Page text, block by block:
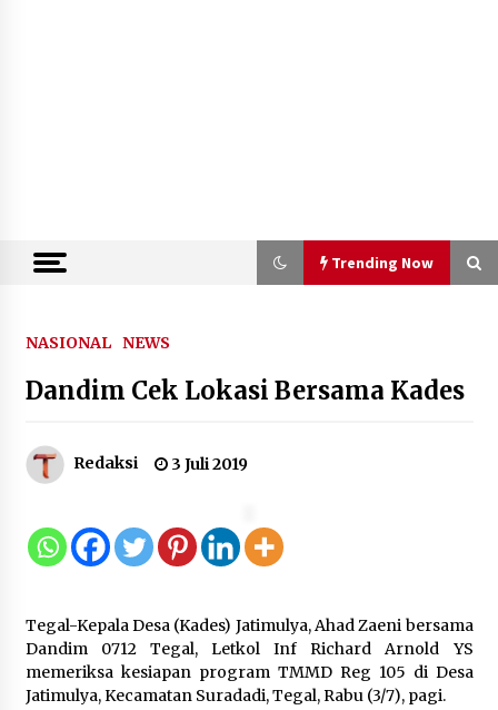
Trending Now
Semarak HUT ke-81 RI, Lapas
Imigrasi dan Pemasyarakatan
Inovasi Perahu Layar Percepat
9 Agustus 2026
NASIONAL NEWS
Dandim Cek Lokasi Bersama Kades
Redaksi 3 Juli 2019
Tegal-Kepala Desa (Kades) Jatimulya, Ahad Zaeni bersama
Dandim 0712 Tegal, Letkol Inf Richard Arnold YS
memeriksa kesiapan program TMMD Reg 105 di Desa
Jatimulya, Kecamatan Suradadi, Tegal, Rabu (3/7), pagi.